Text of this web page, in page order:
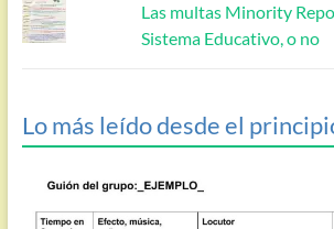
Las multas Minority
Sistema Educativo, o no
Lo más leído desde el